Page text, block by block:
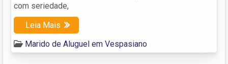
com seriedade,
Leia Mais
Marido de Aluguel em Vespasiano